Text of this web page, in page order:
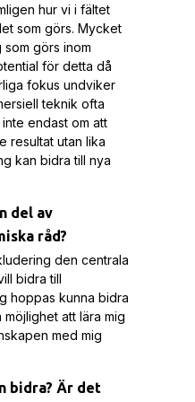
hur vi i fältet
som görs. Mycket
görs inom
för detta då
fokus undviker
teknik ofta
endast om att
resultat utan lika
kan bidra till nya
del av
råd?
den centrala
bidra till
hoppas kunna bidra
att lära mig
med mig
bidra? Är det